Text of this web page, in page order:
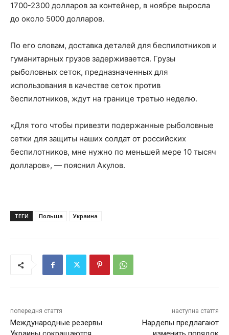
1700-2300 долларов за контейнер, в ноябре выросла
до около 5000 долларов.
По его словам, доставка деталей для беспилотников и
гуманитарных грузов задерживается. Грузы
рыболовных сеток, предназначенных для
использования в качестве сеток против
беспилотников, ждут на границе третью неделю.
«Для того чтобы привезти подержанные рыболовные
сетки для защиты наших солдат от российских
беспилотников, мне нужно по меньшей мере 10 тысяч
долларов», — пояснил Акулов.
ТЕГИ Польша Украина
попередня стаття
Международные резервы
наступна стаття
Нардепы предлагают